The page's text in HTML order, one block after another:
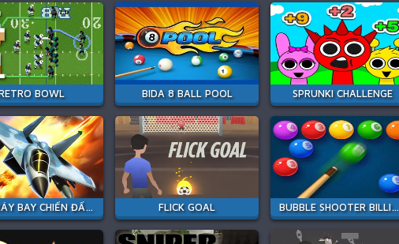
BOWL BIDA 8 BALL POOL SPRUNKI CHALLENGE
ĐUA MÁY BAY CHIẾN ĐẤU PHẢN LỰC FLICK GOAL BUBBLE SHOOTER BILLIARD POOL